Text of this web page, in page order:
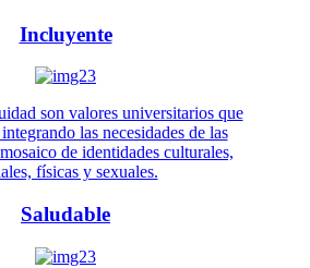
Incluyente
son valores universitarios que
las necesidades de las
de identidades culturales,
físicas y sexuales.
Saludable